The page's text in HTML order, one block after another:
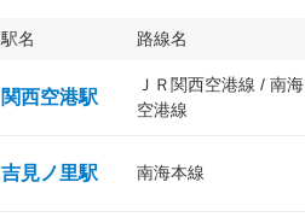
駅名 路線名
関西空港駅
ＪＲ関西空港線 / 南海
空港線
吉見ノ里駅 南海本線